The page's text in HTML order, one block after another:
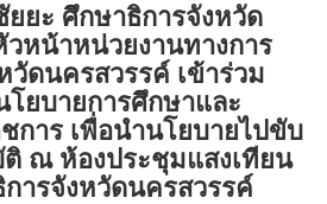
ยะ ศึกษาธิการจังหวัด
หน้าหน่วยงานทางการ
ดนครสวรรค์ เข้าร่วม
ยบายการศึกษาและ
การ เพื่อนำนโยบายไปขับ
ณ ห้องประชุมแสงเทียน
ารจังหวัดนครสวรรค์